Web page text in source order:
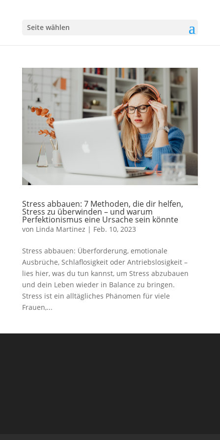
Seite wählen
Stress abbauen: 7 Methoden, die dir helfen,
Stress zu überwinden – und warum
Perfektionismus eine Ursache sein könnte
von Linda Martinez | Feb. 10, 2023
Stress abbauen: Überforderung, emotionale
Ausbrüche, Schlaflosigkeit oder Antriebslosigkeit –
lies hier, was du tun kannst, um Stress abzubauen
und dein Leben wieder in Balance zu bringen.
Stress ist ein alltägliches Phänomen für viele
Frauen,...